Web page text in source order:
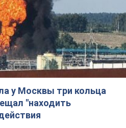
у Москвы три кольца
"находить